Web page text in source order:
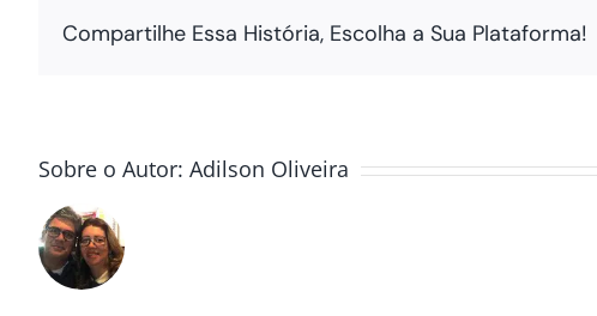
Compartilhe Essa História, Escolha a Sua Plataforma!
Sobre o Autor: Adilson Oliveira